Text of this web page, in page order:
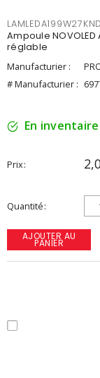
LAMLEDA199W27KND
Ampoule NOVOLED
réglable
Manufacturier :
# Manufacturier :
En inventaire
Prix
Quantité
AJOUTER AU
PANIER